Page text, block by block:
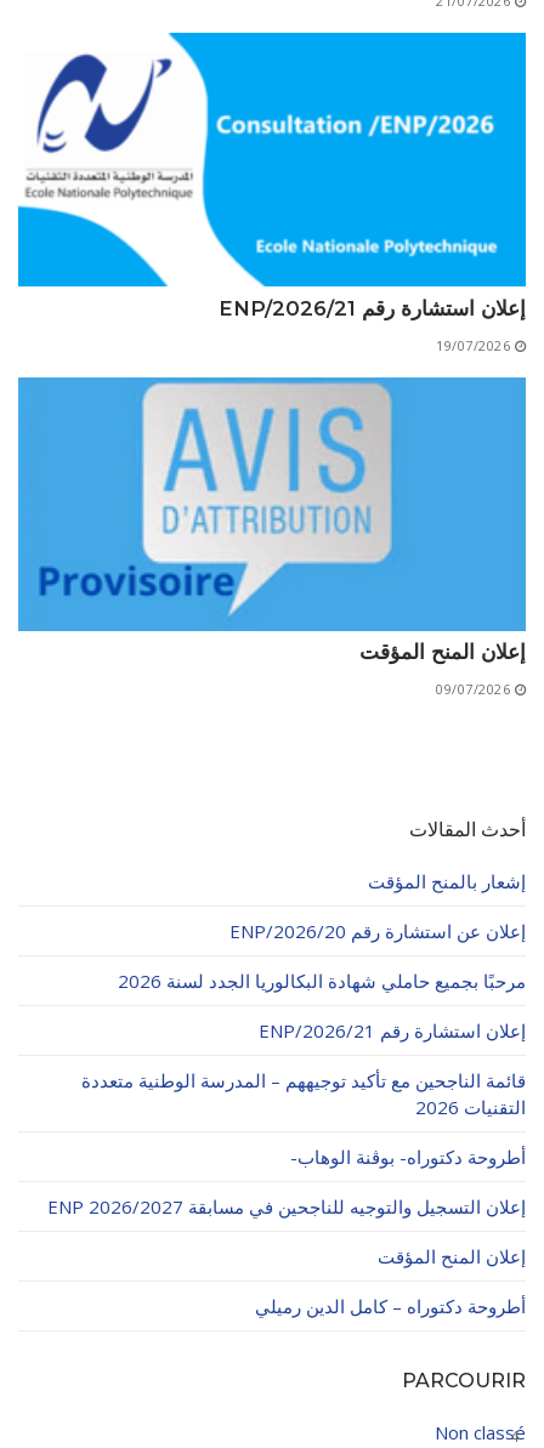
التربصات
ميثاق الأداب والأخلاقيات الجامعية
إعلان استشارة رقم 21/ENP/2026
19/07/2026
إعلان المنح المؤقت
09/07/2026
أحدث المقالات
إشعار بالمنح المؤقت
إعلان عن استشارة رقم 20/ENP/2026
مرحبًا بجميع حاملي شهادة البكالوريا الجدد لسنة 2026
إعلان استشارة رقم 21/ENP/2026
قائمة الناجحين مع تأكيد توجيههم – المدرسة الوطنية متعددة
التقنيات 2026
أطروحة دكتوراه- بوڨنة الوهاب-
إعلان التسجيل والتوجيه للناجحين في مسابقة ENP 2026/2027
إعلان المنح المؤقت
أطروحة دكتوراه – كامل الدين رميلي
PARCOURIR
Non classé
4